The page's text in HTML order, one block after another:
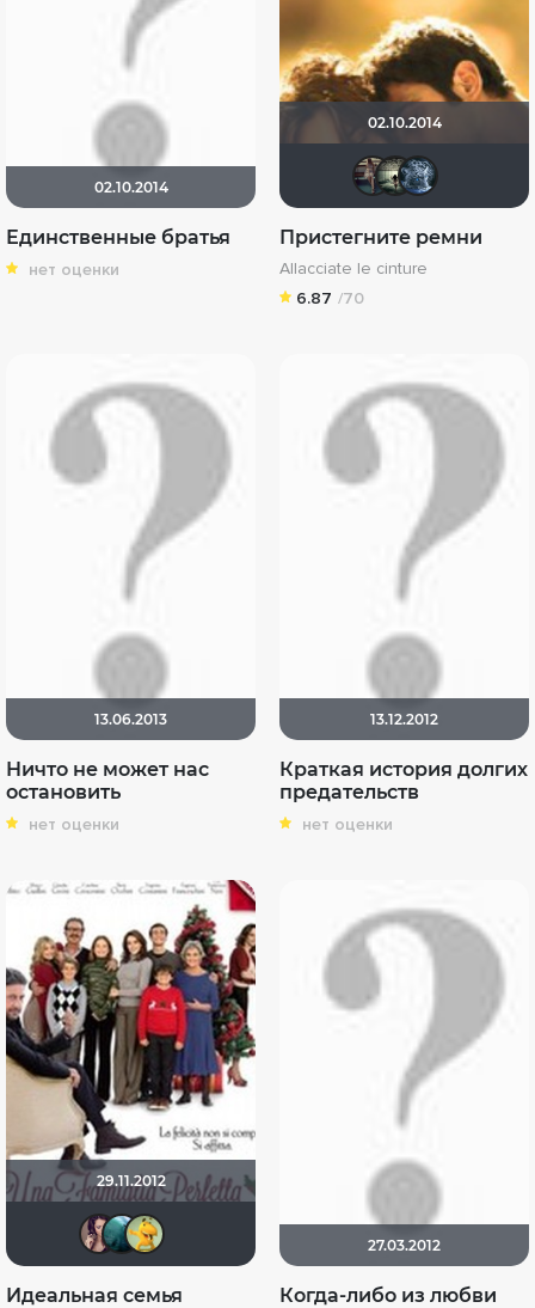
02.10.2014
Единственные братья
нет оценки
02.10.2014
Пристегните ремни
Allacciate le cinture
6.87 /70
13.06.2013
Ничто не может нас
остановить
нет оценки
13.12.2012
Краткая история долгих
предательств
нет оценки
29.11.2012
malika2012
Giovanna
uncle BOO
Идеальная семья
27.03.2012
Когда-либо из любви